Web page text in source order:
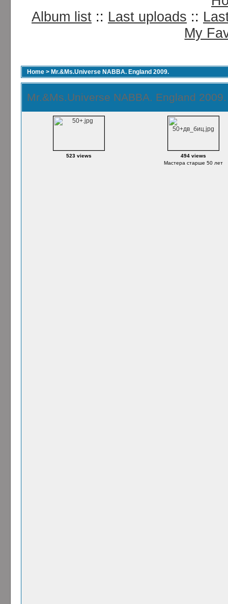
Album list :: Last uploads ::
My
Home > Mr.&Ms.Universe NABBA. England 2009.
Mr.&Ms.Universe NABBA. England 2009.
523 views
494 views
Мастера старше 50 лет